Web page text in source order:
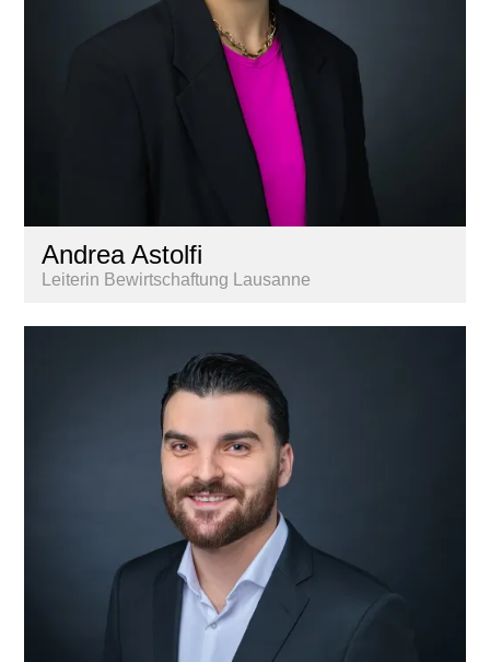
Andrea Astolfi
Leiterin Bewirtschaftung Lausanne